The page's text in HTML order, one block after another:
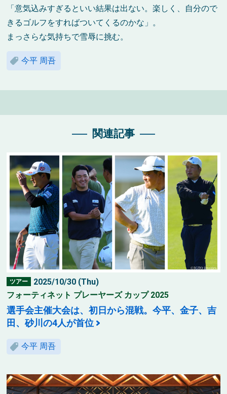
「意気込みすぎるといい結果は出ない。楽しく、自分ので
きるゴルフをすればついてくるのかな」。
まっさらな気持ちで雪辱に挑む。
今平 周吾
関連記事
ツアー
2025/10/30 (Thu)
フォーティネット プレーヤーズ カップ 2025
選手会主催大会は、初日から混戦。今平、金子、吉
田、砂川の4人が首位
今平 周吾